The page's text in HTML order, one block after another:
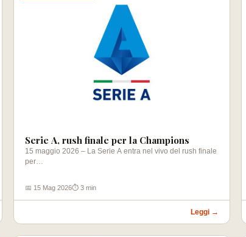
Serie A, rush finale per la Champions
15 maggio 2026 – La Serie A entra nel vivo del rush finale
per…
📅 15 Mag 2026⏱ 3 min
Leggi →